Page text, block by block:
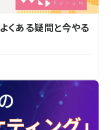
くある疑問と今やる